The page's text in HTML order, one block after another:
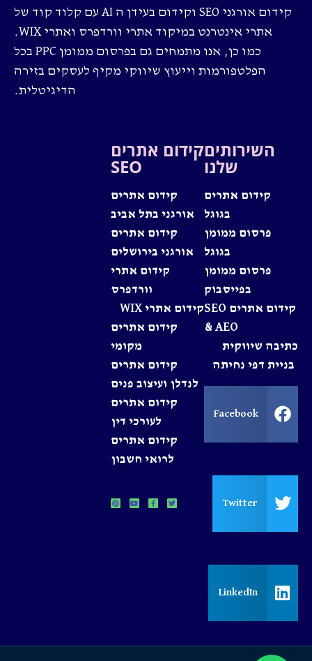
קידום אורגני SEO וקידום בעידן ה AI עם קלוד קוד של
אתרי אינטרנט במיקוד אתרי וורדפרס ואתרי WIX.
כמו כן, אנו מתמחים גם בפרסום ממומן PPC בכל
הפלטפורמות וייעוץ שיווקי מקיף לעסקים בזירה
הדיגיטלית.
השירותים
שלנו
קידום אתרים
בגוגל
פרסום ממומן
בגוגל
פרסום ממומן
בפייסבוק
קידום אתרים SEO
& AEO
כתיבה שיווקית
בניית דפי נחיתה
Facebook
Twitter
LinkedIn
קידום אתרים
SEO
קידום אתרים
אורגני בתל אביב
קידום אתרים
אורגני בירושלים
קידום אתרי
וורדפרס
קידום אתרי WIX
קידום אתרים
מקומי
קידום אתרים
לנדלן ועיצוב פנים
קידום אתרים
לעורכי דין
קידום אתרים
לרואי חשבון